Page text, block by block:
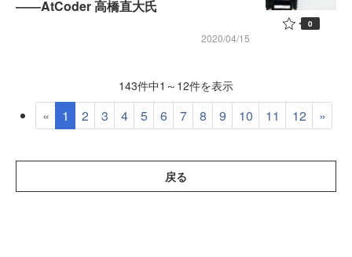
――AtCoder 高橋直大氏
2020/04/15
0
143件中1～12件を表示
« 1 2 3 4 5 6 7 8 9 10 11 12 »
戻る